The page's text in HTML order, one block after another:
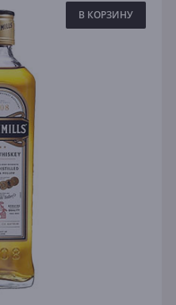
В КОРЗИНУ